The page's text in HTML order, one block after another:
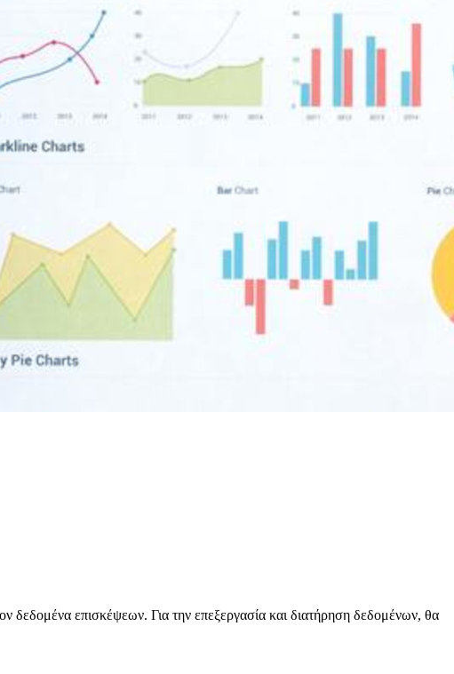
δεδομένα επισκέψεων. Για την επεξεργασία και διατήρηση δεδομένων, θα